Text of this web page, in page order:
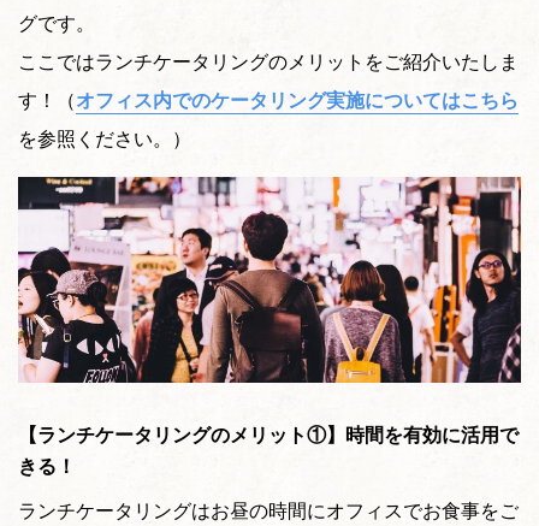
グです。
ここではランチケータリングのメリットをご紹介いたしま
す！（オフィス内でのケータリング実施についてはこちら
を参照ください。）
【ランチケータリングのメリット①】時間を有効に活用で
きる！
ランチケータリングはお昼の時間にオフィスでお食事をご